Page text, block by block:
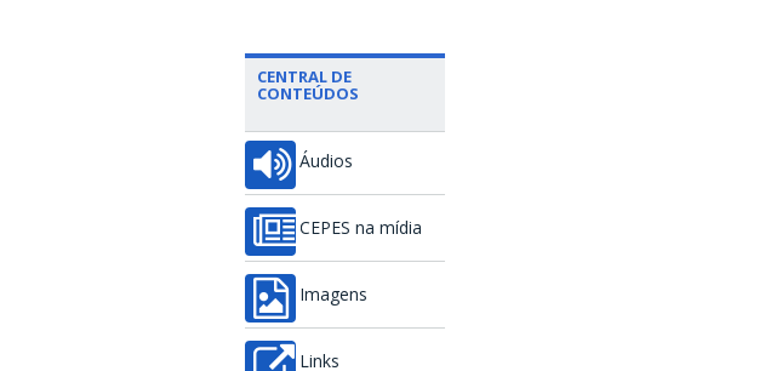
CENTRAL DE
CONTEÚDOS
Áudios
CEPES na mídia
Imagens
Links